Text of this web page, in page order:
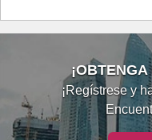
¡Regístrese y